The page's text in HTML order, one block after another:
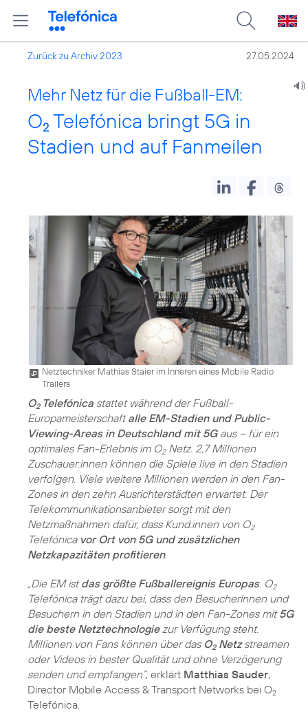
Zurück zu Archiv 2023 27.05.2024
Mehr Netz für die Fußball-EM:
O2 Telefónica bringt 5G in
Stadien und auf Fanmeilen
Netztechniker Mathias Staier im Inneren eines Mobile Radio
Trailers
O2Telefónica stattet während der Fußball-
Europameisterschaftalle EM-Stadien und Public-
Viewing-Areas in Deutschland mit 5Gaus – für ein
optimales Fan-Erlebnis im O2Netz. 2,7 Millionen
Zuschauer:innen können die Spiele live in den Stadien
verfolgen. Viele weitere Millionen werden in den Fan-
Zones in den zehn Ausrichterstädten erwartet. Der
Telekommunikationsanbieter sorgt mit den
Netzmaßnahmen dafür, dass Kund:innen von O2
Telefónica vor Ort von 5G und zusätzlichen
Netzkapazitäten profitieren.
„Die EM istdas größte Fußballereignis Europas. O2
Telefónica trägt dazu bei, dass den Besucherinnen und
Besuchern in den Stadien und in den Fan-Zones mit5G
die beste Netztechnologiezur Verfügung steht.
Millionen von Fans können über das O2Netzstreamen
oder Videos in bester Qualität und ohne Verzögerung
senden und empfangen“, erklärt Matthias Sauder,
Director Mobile Access & Transport Networks bei O2
Telefónica.